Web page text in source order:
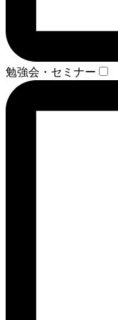
勉強会・セミナー